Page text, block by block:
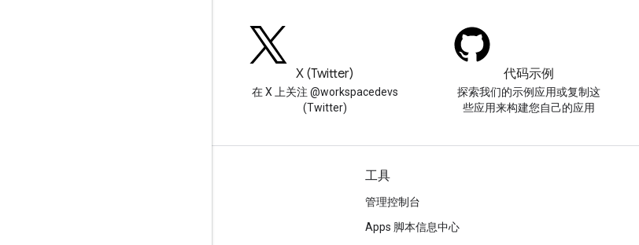
X (Twitter)
在 X 上关注 @workspacedevs
(Twitter)
代码示例
探索我们的示例应用或复制这
些应用来构建您自己的应用
工具
管理控制台
Apps 脚本信息中心